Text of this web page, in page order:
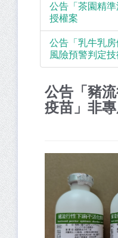
公告「茶園精
授權案
公告「乳牛乳
風險預警判定
公告「豬
疫苗」非